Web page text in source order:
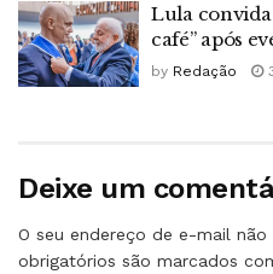
Lula
café” após
by Redação
Deixe um
O seu endereço de e-mail não
obrigatórios são marcados